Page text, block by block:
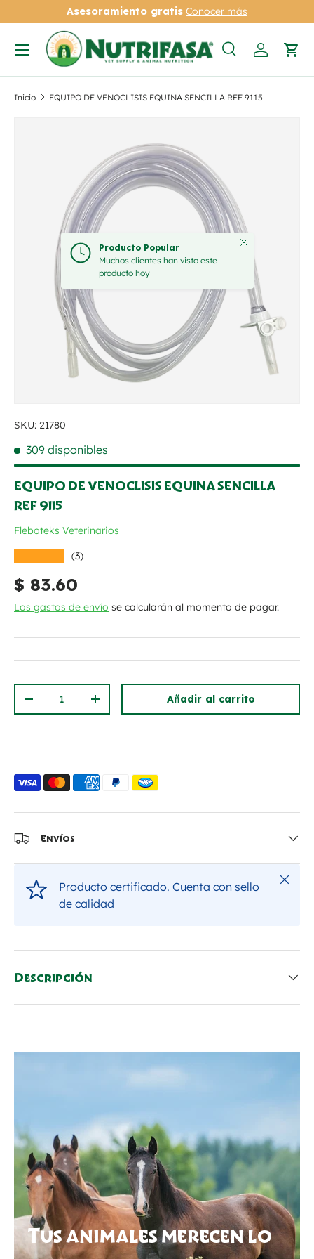
Ir al contenido
Asesoramiento gratis Conocer más
Buscar
Tipo de producto
BuscarIniciar
Menú
Inicio EQUIPO DE VENOCLISIS EQUINA SENCILLA REF 9115
Ir directamente a la información del producto
Producto Popular
Muchos clientes han visto este
producto hoy
Cerrar
SKU: 21780
309 disponibles
EQUIPO DE VENOCLISIS EQUINA SENCILLA
REF 9115
Fleboteks Veterinarios
(3)
Precio normal
$ 83.60
Los gastos de envío se calcularán al momento de pagar.
Disminuir cantidadAumentar la cantidadAñadir al carrito
Envíos
Producto certificado. Cuenta con sello
de calidad
Cerrar
Descripción
Tus animales merecen lo